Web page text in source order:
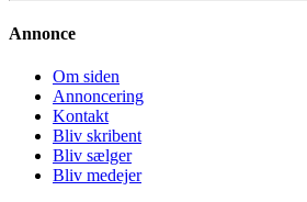
Annonce
Om siden
Annoncering
Kontakt
Bliv skribent
Bliv sælger
Bliv medejer